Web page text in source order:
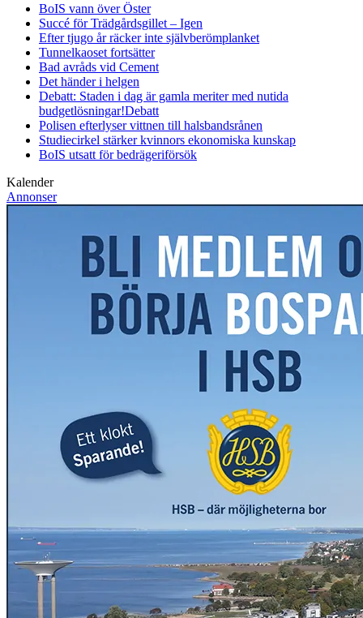
BoIS vann över Öster
Succé för Trädgårdsgillet – Igen
Efter tjugo år räcker inte självberömplanket
Tunnelkaoset fortsätter
Bad avråds vid Cement
Det händer i helgen
Debatt: Staden i dag är gamla meriter med nutida
budgetlösningar!Debatt
Polisen efterlyser vittnen till halsbandsrånen
Studiecirkel stärker kvinnors ekonomiska kunskap
BoIS utsatt för bedrägeriförsök
Kalender
Annonser